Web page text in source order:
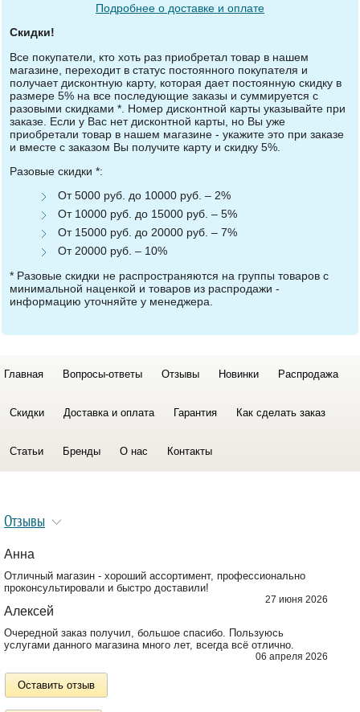
Подробнее о доставке и оплате
Скидки!
Все покупатели, кто хоть раз приобретал товар в нашем
магазине, переходит в статус постоянного покупателя и
получает дисконтную карту, которая дает постоянную скидку в
размере 5% на все последующие заказы и суммируется с
разовыми скидками *. Номер дисконтной карты указывайте при
заказе. Если у Вас нет дисконтной карты, но Вы уже
приобретали товар в нашем магазине - укажите это при заказе
и вместе с заказом Вы получите карту и скидку 5%.
Разовые скидки *:
От 5000 руб. до 10000 руб. – 2%
От 10000 руб. до 15000 руб. – 5%
От 15000 руб. до 20000 руб. – 7%
От 20000 руб. – 10%
* Разовые скидки не распространяются на группы товаров с
минимальной наценкой и товаров из распродажи -
информацию уточняйте у менеджера.
Главная Вопросы-ответы Отзывы Новинки Распродажа
Скидки Доставка и оплата Гарантия Как сделать заказ
Статьи Бренды О нас Контакты
Отзывы
Анна
Отличный магазин - хороший ассортимент, профессионально
проконсультировали и быстро доставили!
27 июня 2026
Алексей
Очередной заказ получил, большое спасибо. Пользуюсь
услугами данного магазина много лет, всегда всё отлично.
06 апреля 2026
Оставить отзыв